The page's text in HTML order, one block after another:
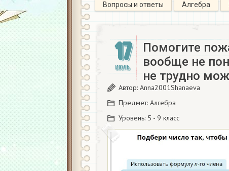
Вопросы и ответы Алгебра
17
ИЮЛЬ
Помогите
вообще не
не трудно
Автор: Anna2001Shanaeva
Предмет: Алгебра
Уровень: 5 - 9 класс